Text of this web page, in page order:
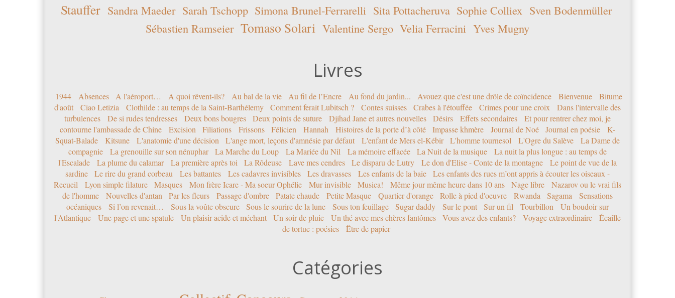
Stauffer Sandra Maeder Sarah Tschopp Simona Brunel-Ferrarelli Sita Pottacheruva Sophie Colliex Sven Bodenmüller
Sébastien Ramseier Tomaso Solari Valentine Sergo Velia Ferracini Yves Mugny
Livres
1944 Absences A l'aéroport… A quoi rêvent-ils? Au bal de la vie Au fil de l’Encre Au fond du jardin... Avouez que c'est une drôle de coïncidence Bienvenue
Bitume
d'août
Ciao Letizia Clothilde : au temps de la Saint-Barthélemy Comment ferait Lubitsch ? Contes suisses Crabes à l'étouffée Crimes pour une croix
Dans l'intervalle des
turbulences
De si rudes tendresses Deux bons bougres Deux points de suture Djihad Jane et autres nouvelles Désirs Effets secondaires
Et pour rentrer chez moi, je
contourne l'ambassade de Chine
Excision Filiations Frissons Félicien Hannah Histoires de la porte d’à côté Impasse khmère Journal de Noé Journal en poésie
K-
Squat-Balade
Kitsune L'anatomie d'une décision L'ange mort, leçons d'amnésie par défaut L'enfant de Mers el-Kébir L'homme tournesol L'Ogre du Salève
La Dame de
compagnie
La grenouille sur son nénuphar La Marche du Loup La Mariée du Nil La mémoire effacée La Nuit de la musique
La nuit la plus longue : au temps de
l'Escalade
La plume du calamar La première après toi La Rôdeuse Lave mes cendres Le disparu de Lutry Le don d'Elise - Conte de la montagne
Le point de vue de la
sardine
Le rire du grand corbeau Les battantes Les cadavres invisibles Les dravasses Les enfants de la baie
Les enfants des rues m’ont appris à écouter les oiseaux -
Recueil
Lyon simple filature Masques Mon frère Icare - Ma soeur Ophélie Mur invisible Musica! Même jour même heure dans 10 ans Nage libre
Nazarov ou le vrai fils
de l'homme
Nouvelles d'antan Par les fleurs Passage d'ombre Patate chaude Petite Masque Quartier d'orange Rolle à pied d'oeuvre Rwanda Sagama
Sensations
océaniques
Si l’on revenait… Sous la voûte obscure Sous le sourire de la lune Sous ton feuillage Sugar daddy Sur le pont Sur un fil Tourbillon
Un boudoir sur
l'Atlantique
Une page et une spatule Un plaisir acide et méchant Un soir de pluie Un thé avec mes chères fantômes Vous avez des enfants? Voyage extraordinaire
Écaille
de tortue : poésies
Être de papier
Catégories